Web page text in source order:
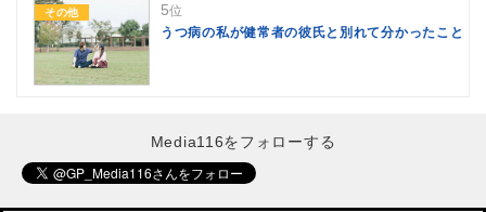
その他 5位
うつ病の私が健常者の彼氏と別れて分かったこと
Media116をフォローする